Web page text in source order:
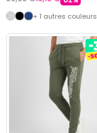
+ 1 autres couleurs